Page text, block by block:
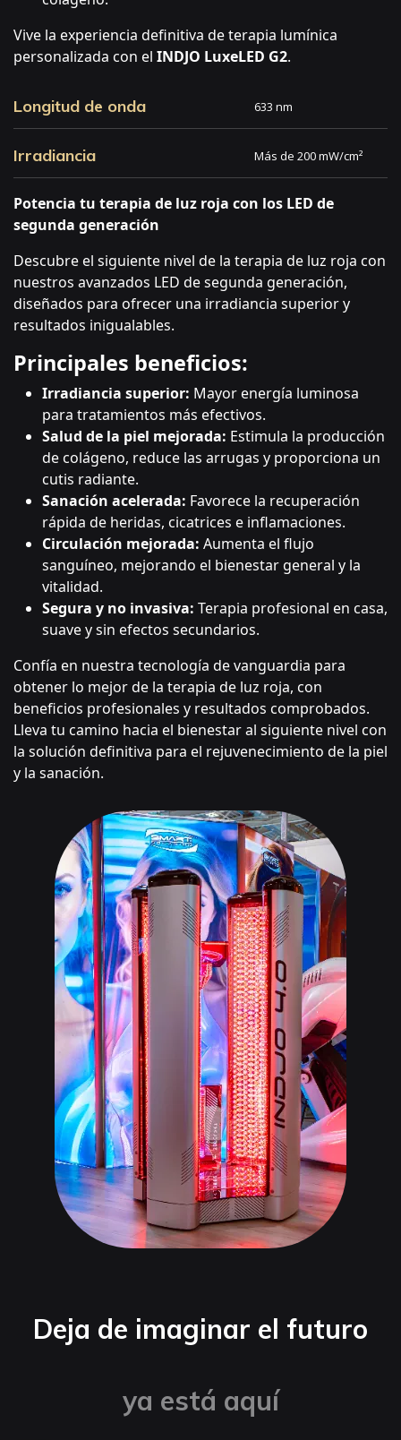
Vive la experiencia definitiva de terapia lumínica
personalizada con el INDJO LuxeLED G2.
Longitud de onda 633 nm
Irradiancia Más de 200 mW/cm²
Potencia tu terapia de luz roja con los LED de
segunda generación
Descubre el siguiente nivel de la terapia de luz roja con
nuestros avanzados LED de segunda generación,
diseñados para ofrecer una irradiancia superior y
resultados inigualables.
Principales beneficios:
Irradiancia superior: Mayor energía luminosa
para tratamientos más efectivos.
Salud de la piel mejorada: Estimula la producción
de colágeno, reduce las arrugas y proporciona un
cutis radiante.
Sanación acelerada: Favorece la recuperación
rápida de heridas, cicatrices e inflamaciones.
Circulación mejorada: Aumenta el flujo
sanguíneo, mejorando el bienestar general y la
vitalidad.
Segura y no invasiva: Terapia profesional en casa,
suave y sin efectos secundarios.
Confía en nuestra tecnología de vanguardia para
obtener lo mejor de la terapia de luz roja, con
beneficios profesionales y resultados comprobados.
Lleva tu camino hacia el bienestar al siguiente nivel con
la solución definitiva para el rejuvenecimiento de la piel
y la sanación.
Deja de imaginar el futuro
ya está aquí